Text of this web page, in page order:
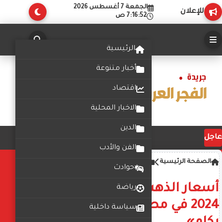
للإعلان
الجمعة 7 أغسطس 2026
7:16:52 ص
الرئيسية
أخبار متنوعة
اقتصاد
الاخبار المحلية
الدين
الفن والأدب
حوادث
رياضة
سياسة داخلية
عاجل
الصفحة الرئيسية